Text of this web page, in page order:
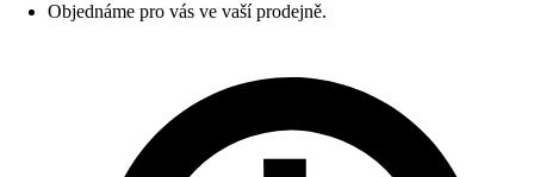
Objednáme pro vás ve vaší prodejně.